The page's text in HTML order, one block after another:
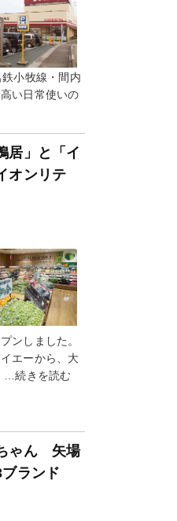
小牧線・間内
い日常使いの
居」と「イ
オンリテ
ンしました。
エーから、大
…続きを読む
ゃん 矢場
ランド